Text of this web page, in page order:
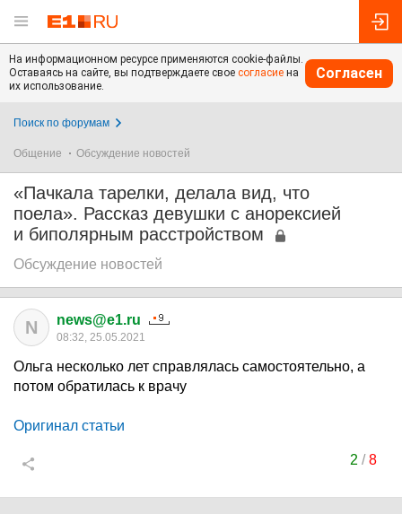
На информационном ресурсе применяются cookie-файлы.
Оставаясь на сайте, вы подтверждаете свое согласие на
их использование.
Согласен
Поиск по форумам
Общение Обсуждение новостей
«Пачкала тарелки, делала вид, что
поела». Рассказ девушки с анорексией
и биполярным расстройством
Обсуждение новостей
N news@e1.ru
08:32, 25.05.2021
Ольга несколько лет справлялась самостоятельно, а
потом обратилась к врачу
Оригинал статьи
2 /8